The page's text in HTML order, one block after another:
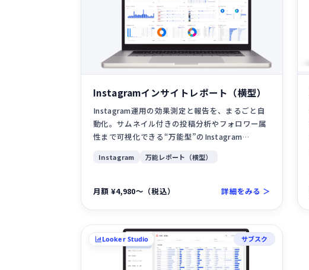
Instagramインサイトレポート（横型）
Instagram運用の効果測定と報告を、まるごと自
動化。サムネイル付きの投稿分析やフォロワー属
性まで可視化できる“万能型”のInstagram…
Instagram 万能レポート（横型）
月額 ¥4,980〜（税込） 詳細をみる ＞
Looker Studio サブスク